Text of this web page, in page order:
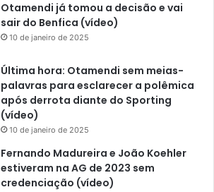
Otamendi já tomou a decisão e vai
sair do Benfica (vídeo)
10 de janeiro de 2025
Última hora: Otamendi sem meias-
palavras para esclarecer a polêmica
após derrota diante do Sporting
(vídeo)
10 de janeiro de 2025
Fernando Madureira e João Koehler
estiveram na AG de 2023 sem
credenciação (vídeo)